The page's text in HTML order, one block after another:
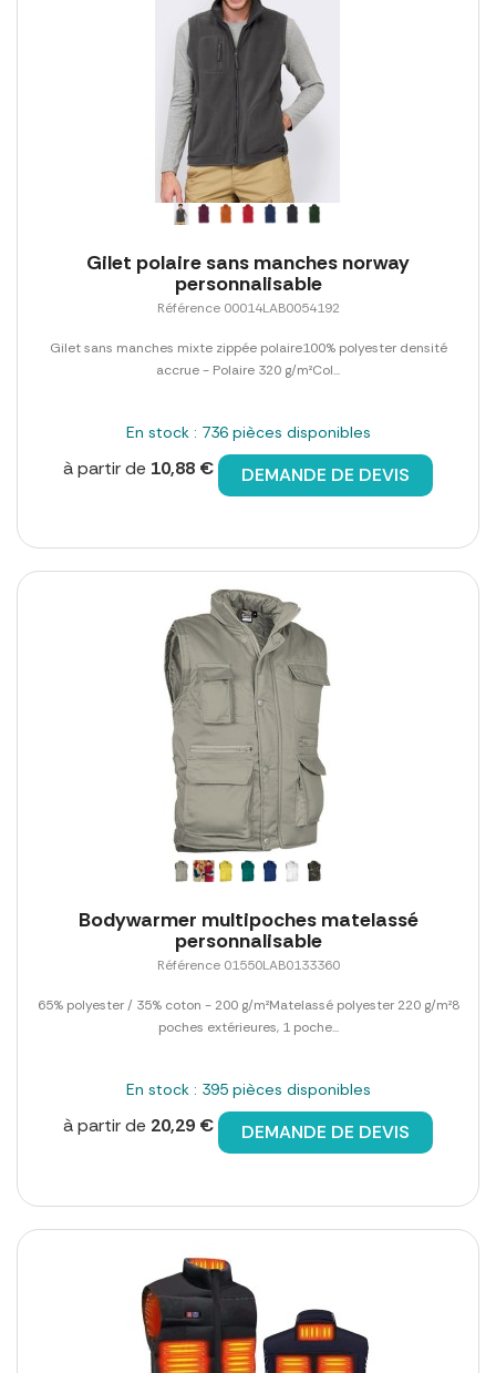
Gilet polaire sans manches norway
personnalisable
Référence 00014LAB0054192
Gilet sans manches mixte zippée polaire100% polyester densité
accrue - Polaire 320 g/m²Col...
En stock : 736 pièces disponibles
à partir de 10,88 € DEMANDE DE DEVIS
Bodywarmer multipoches matelassé
personnalisable
Référence 01550LAB0133360
65% polyester / 35% coton - 200 g/m²Matelassé polyester 220 g/m²8
poches extérieures, 1 poche...
En stock : 395 pièces disponibles
à partir de 20,29 € DEMANDE DE DEVIS